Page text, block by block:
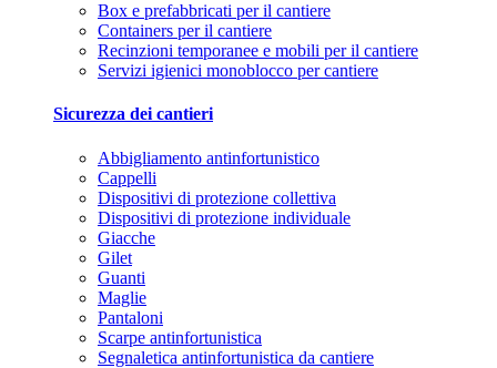
Box e prefabbricati per il cantiere
Containers per il cantiere
Recinzioni temporanee e mobili per il cantiere
Servizi igienici monoblocco per cantiere
Sicurezza dei cantieri
Abbigliamento antinfortunistico
Cappelli
Dispositivi di protezione collettiva
Dispositivi di protezione individuale
Giacche
Gilet
Guanti
Maglie
Pantaloni
Scarpe antinfortunistica
Segnaletica antinfortunistica da cantiere